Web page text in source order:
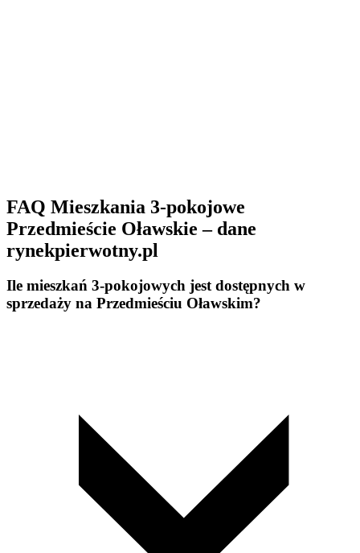
FAQ Mieszkania 3-pokojowe
Przedmieście Oławskie – dane
rynekpierwotny.pl
Ile mieszkań 3-pokojowych jest dostępnych w
sprzedaży na Przedmieściu Oławskim?